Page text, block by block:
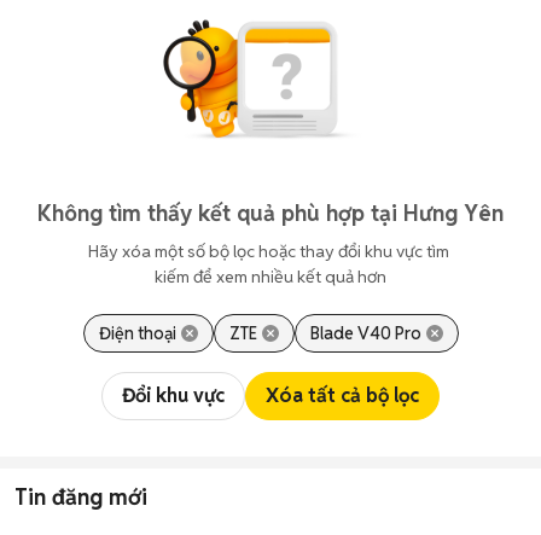
Không tìm thấy kết quả phù hợp tại Hưng Yên
Hãy xóa một số bộ lọc hoặc thay đổi khu vực tìm
kiếm để xem nhiều kết quả hơn
Điện thoại ZTE Blade V40 Pro
Đổi khu vực Xóa tất cả bộ lọc
Tin đăng mới